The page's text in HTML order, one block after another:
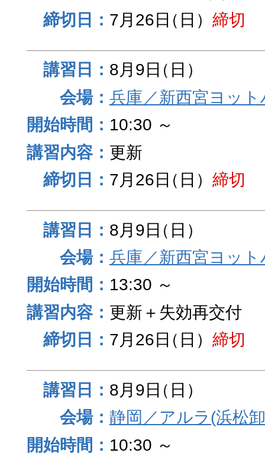
7月26日（日） 締切
8月9日（日）
兵庫／新西宮ヨッ
10:30 ～
更新
7月26日（日） 締切
8月9日（日）
兵庫／新西宮ヨッ
13:30 ～
更新＋失効再交付
7月26日（日） 締切
8月9日（日）
静岡／アルラ(浜松
10:30 ～